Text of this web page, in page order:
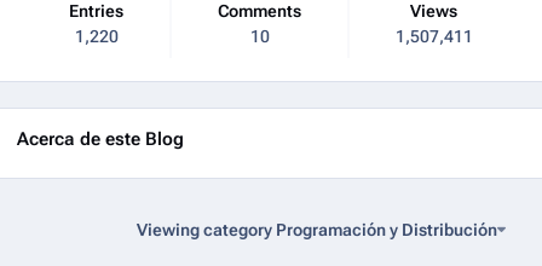
Entries
1,220
Comments
10
Views
1,507,411
Acerca de este Blog
Viewing category Programación y Distribución